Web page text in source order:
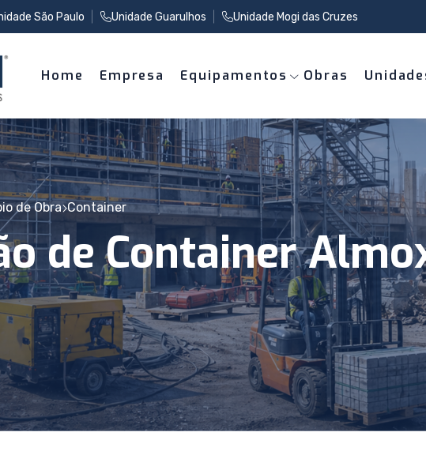
São Paulo Unidade Guarulhos Unidade Mogi das Cruzes
Home Empresa Equipamentos Obras
de Obra Container
de Container